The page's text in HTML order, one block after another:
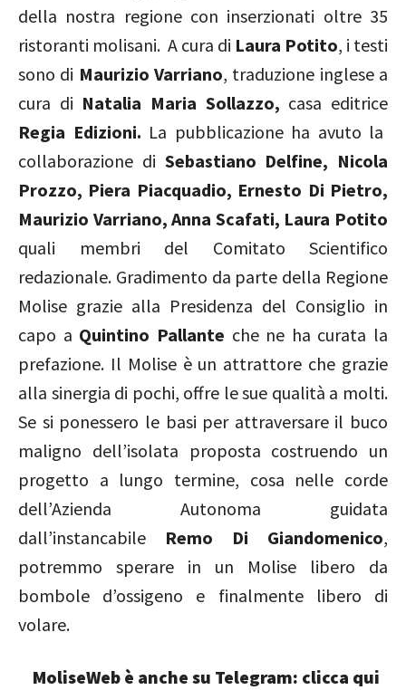
della nostra regione con inserzionati oltre 35
ristoranti molisani. A cura di Laura Potito, i testi
sono di Maurizio Varriano, traduzione inglese a
cura di Natalia Maria Sollazzo, casa editrice
Regia Edizioni. La pubblicazione ha avuto la
collaborazione di Sebastiano Delfine, Nicola
Prozzo, Piera Piacquadio, Ernesto Di Pietro,
Maurizio Varriano, Anna Scafati, Laura Potito
quali membri del Comitato Scientifico
redazionale. Gradimento da parte della Regione
Molise grazie alla Presidenza del Consiglio in
capo a Quintino Pallante che ne ha curata la
prefazione. Il Molise è un attrattore che grazie
alla sinergia di pochi, offre le sue qualità a molti.
Se si ponessero le basi per attraversare il buco
maligno dell’isolata proposta costruendo un
progetto a lungo termine, cosa nelle corde
dell’Azienda Autonoma guidata
dall’instancabile Remo Di Giandomenico,
potremmo sperare in un Molise libero da
bombole d’ossigeno e finalmente libero di
volare.
MoliseWeb è anche su Telegram: clicca qui